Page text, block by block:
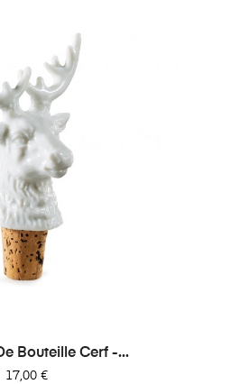
Bouteille Cerf -...
Prix
17,00 €